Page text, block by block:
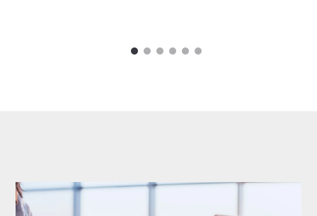
1 2 3 4 5 6